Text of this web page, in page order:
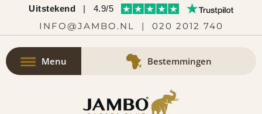
Uitstekend | 4.9/5
INFO@JAMBO.NL | 020 2012 740
Menu Bestemmingen